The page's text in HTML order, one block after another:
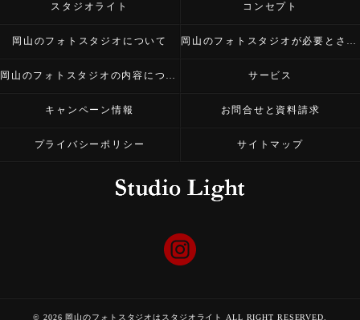
スタジオライト コンセプト
岡山のフォトスタジオについて 岡山のフォトスタジオが必要とされる理由
岡山のフォトスタジオの内容について サービス
キャンペーン情報 お問合せと資料請求
プライバシーポリシー サイトマップ
© 2026 岡山のフォトスタジオはスタジオライト ALL RIGHT RESERVED.